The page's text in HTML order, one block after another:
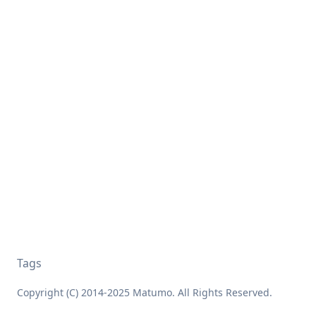
Tags
Copyright (C) 2014-2025 Matumo. All Rights Reserved.